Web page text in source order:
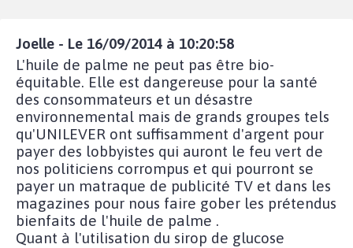
Joelle - Le 16/09/2014 à 10:20:58
L'huile de palme ne peut pas être bio-
équitable. Elle est dangereuse pour la santé
des consommateurs et un désastre
environnemental mais de grands groupes tels
qu'UNILEVER ont suffisamment d'argent pour
payer des lobbyistes qui auront le feu vert de
nos politiciens corrompus et qui pourront se
payer un matraque de publicité TV et dans les
magazines pour nous faire gober les prétendus
bienfaits de l'huile de palme .
Quant à l'utilisation du sirop de glucose